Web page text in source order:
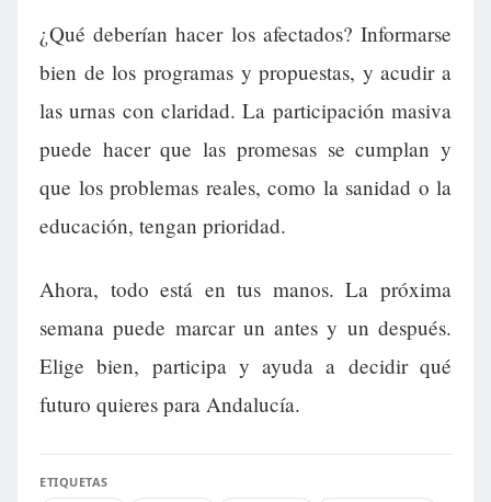
¿Qué deberían hacer los afectados? Informarse
bien de los programas y propuestas, y acudir a
las urnas con claridad. La participación masiva
puede hacer que las promesas se cumplan y
que los problemas reales, como la sanidad o la
educación, tengan prioridad.
Ahora, todo está en tus manos. La próxima
semana puede marcar un antes y un después.
Elige bien, participa y ayuda a decidir qué
futuro quieres para Andalucía.
ETIQUETAS